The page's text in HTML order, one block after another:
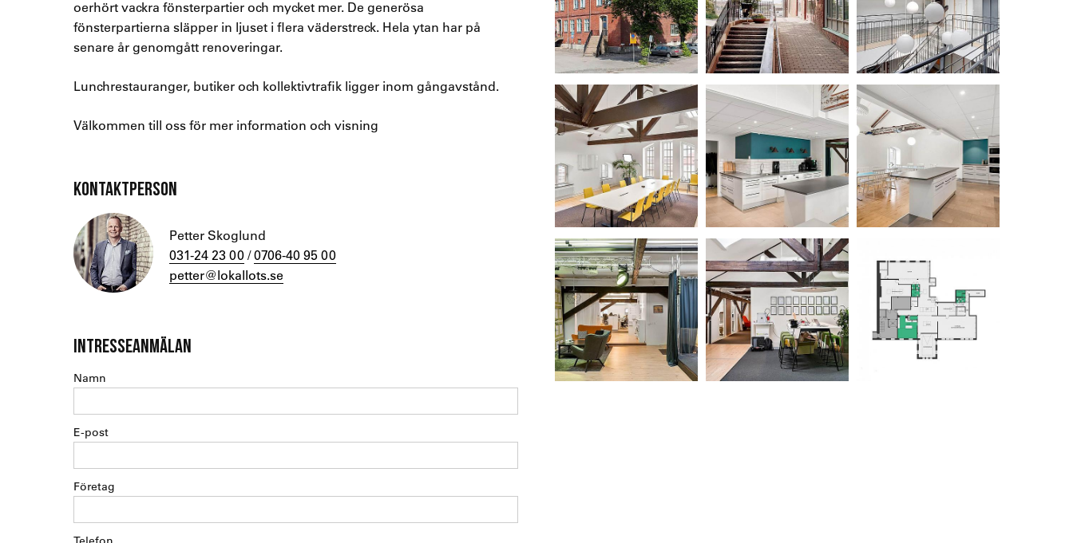
oerhört vackra fönsterpartier och mycket mer. De generösa
fönsterpartierna släpper in ljuset i flera väderstreck. Hela ytan har på
senare år genomgått renoveringar.
Lunchrestauranger, butiker och kollektivtrafik ligger inom gångavstånd.
Välkommen till oss för mer information och visning
KONTAKTPERSON
Petter Skoglund
031-24 23 00/0706-40 95 00
petter@lokallots.se
INTRESSEANMÄLAN
Namn
E-post
Företag